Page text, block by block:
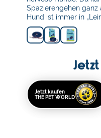
Spazierengehen ganz
Hund ist immer in
Jetzt kaufen
THE PET WORLD